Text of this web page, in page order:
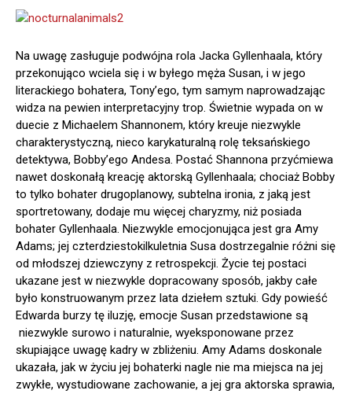
Na uwagę zasługuje podwójna rola Jacka Gyllenhaala, który
przekonująco wciela się i w byłego męża Susan, i w jego
literackiego bohatera, Tony’ego, tym samym naprowadzając
widza na pewien interpretacyjny trop. Świetnie wypada on w
duecie z Michaelem Shannonem, który kreuje niezwykle
charakterystyczną, nieco karykaturalną rolę teksańskiego
detektywa, Bobby’ego Andesa. Postać Shannona przyćmiewa
nawet doskonałą kreację aktorską Gyllenhaala; chociaż Bobby
to tylko bohater drugoplanowy, subtelna ironia, z jaką jest
sportretowany, dodaje mu więcej charyzmy, niż posiada
bohater Gyllenhaala. Niezwykle emocjonująca jest gra Amy
Adams; jej czterdziestokilkuletnia Susa dostrzegalnie różni się
od młodszej dziewczyny z retrospekcji. Życie tej postaci
ukazane jest w niezwykle dopracowany sposób, jakby całe
było konstruowanym przez lata dziełem sztuki. Gdy powieść
Edwarda burzy tę iluzję, emocje Susan przedstawione są
niezwykle surowo i naturalnie, wyeksponowane przez
skupiające uwagę kadry w zbliżeniu. Amy Adams doskonale
ukazała, jak w życiu jej bohaterki nagle nie ma miejsca na jej
zwykłe, wystudiowane zachowanie, a jej gra aktorska sprawia,